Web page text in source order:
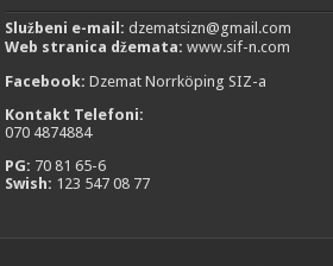
Službeni e-mail: dzematsizn@gmail.com
Web stranica džemata: www.sif-n.com
Facebook: Dzemat Norrköping SIZ-a
Kontakt Telefoni:
070 4874884
PG: 70 81 65-6
Swish: 123 547 08 77